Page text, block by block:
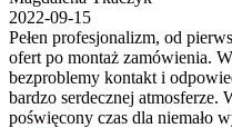
2022-09-15
Pełen profesjonalizm, od
ofert po montaż zamówienia.
bezproblemy kontakt i
bardzo serdecznej atmosferze.
poświęcony czas dla niemało